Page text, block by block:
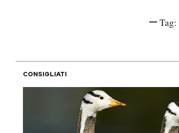
Tag:
CONSIGLIATI